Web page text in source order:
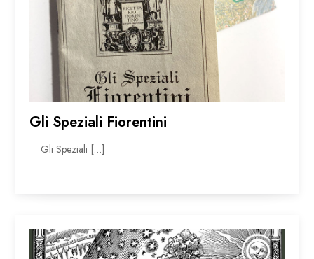
Gli Speziali Fiorentini
Gli Speziali […]